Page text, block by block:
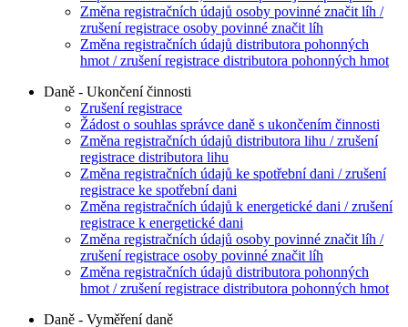
Změna registračních údajů osoby povinné značit líh /
zrušení registrace osoby povinné značit líh
Změna registračních údajů distributora pohonných
hmot / zrušení registrace distributora pohonných hmot
Daně - Ukončení činnosti
Zrušení registrace
Žádost o souhlas správce daně s ukončením činnosti
Změna registračních údajů distributora lihu / zrušení
registrace distributora lihu
Změna registračních údajů ke spotřební dani / zrušení
registrace ke spotřební dani
Změna registračních údajů k energetické dani / zrušení
registrace k energetické dani
Změna registračních údajů osoby povinné značit líh /
zrušení registrace osoby povinné značit líh
Změna registračních údajů distributora pohonných
hmot / zrušení registrace distributora pohonných hmot
Daně - Vyměření daně